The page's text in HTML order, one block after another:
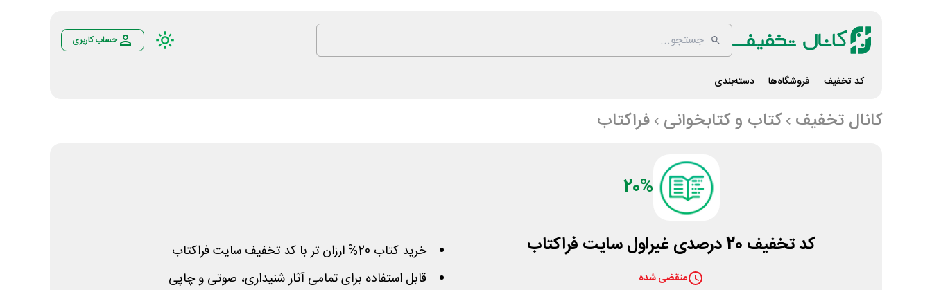
حساب کاربری
کد تخفیف فروشگاه‌ها دسته‌بندی
کانال تخفیف کتاب و کتابخوانی فراکتاب
20%
کد تخفیف 20 درصدی غیراول سایت فراکتاب
منقضی شده
خرید کتاب 20% ارزان تر با کد تخفیف سایت فراکتاب
قابل استفاده برای تمامی آثار شنیداری، صوتی و چاپی